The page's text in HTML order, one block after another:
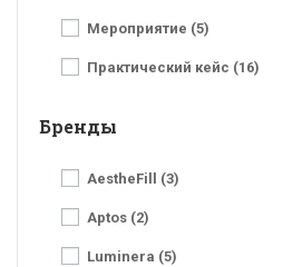
Мероприятие (5)
Практический кейс (16)
Бренды
AestheFill (3)
Aptos (2)
Luminera (5)